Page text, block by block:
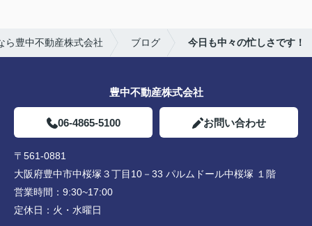
ら豊中不動産株式会社 ブログ 今日も中々の忙しさです！
豊中不動産株式会社
06-4865-5100 お問い合わせ
〒561-0881
大阪府豊中市中桜塚３丁目10－33 パルムドール中桜塚 １階
営業時間： 9:30~17:00
定休日： 火・水曜日